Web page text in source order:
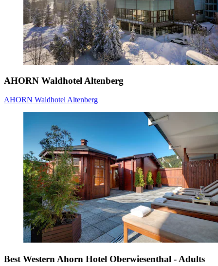
AHORN Waldhotel Altenberg
AHORN Waldhotel Altenberg
Best Western Ahorn Hotel Oberwiesenthal - Adults